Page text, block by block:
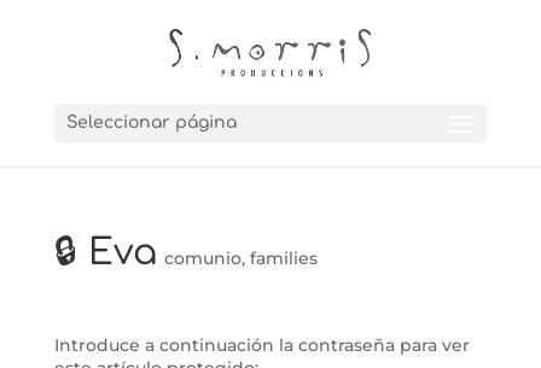
Seleccionar página
🔒 Eva comunio, families
Introduce a continuación la contraseña para ver